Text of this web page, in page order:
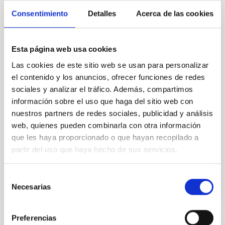
Consentimiento Detalles Acerca de las cookies
Esta página web usa cookies
Las cookies de este sitio web se usan para personalizar
el contenido y los anuncios, ofrecer funciones de redes
sociales y analizar el tráfico. Además, compartimos
información sobre el uso que haga del sitio web con
nuestros partners de redes sociales, publicidad y análisis
web, quienes pueden combinarla con otra información
que les haya proporcionado o que hayan recopilado a
partir del uso que haya hecho de sus servicios.
Necesarias
Preferencias
the inner dark matter density slopes of
star formation histories (SFHs) and the inner dark
matter density profiles of simulated galaxies. In
particular, we tested whether the burstiness and
temporal distribution of star formation influence the
formation of cored versus cuspy dark matter profiles.
Methods. We homogeneously analysed
Sarrato-Alós, J. et al.
Fecha de publicación: 6 2026